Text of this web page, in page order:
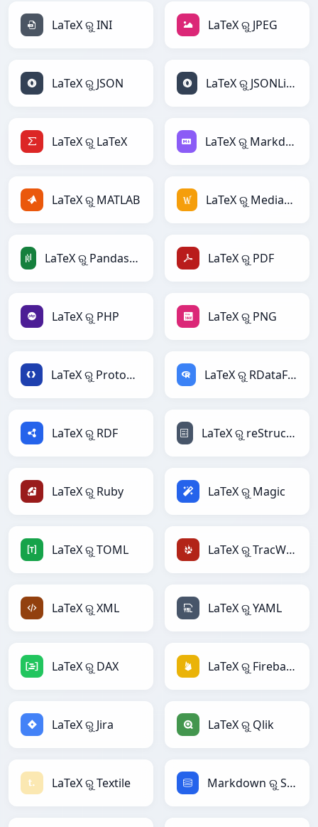
LaTeX ରୁ INI LaTeX ରୁ JPEG
LaTeX ରୁ JSON LaTeX ରୁ JSONLines
LaTeX ରୁ LaTeX LaTeX ରୁ Markdown
LaTeX ରୁ MATLAB LaTeX ରୁ MediaWiki
LaTeX ରୁ PandasDataFrame LaTeX ରୁ PDF
LaTeX ରୁ PHP LaTeX ରୁ PNG
LaTeX ରୁ Protobuf LaTeX ରୁ RDataFrame
LaTeX ରୁ RDF LaTeX ରୁ reStructuredText
LaTeX ରୁ Ruby LaTeX ରୁ Magic
LaTeX ରୁ TOML LaTeX ରୁ TracWiki
LaTeX ରୁ XML LaTeX ରୁ YAML
LaTeX ରୁ DAX LaTeX ରୁ Firebase
LaTeX ରୁ Jira LaTeX ରୁ Qlik
LaTeX ରୁ Textile Markdown ରୁ SQL